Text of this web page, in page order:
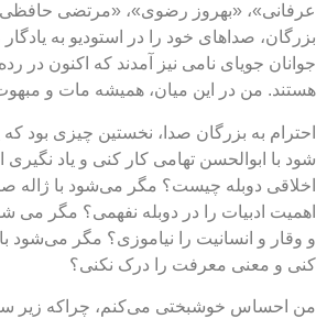
عرفانی»، «بهروز رضوی»، «مرتضی
بزرگان، صداهای خود را در استودیو به
جوانان جویای نامی نیز آمدند که اکنون در
هستند. من در این میان، همیشه مات و
احترام به بزرگان صدا، نخستین چیزی بود
شود با ابوالحسن تهامی کار کنی و یاد
اخلاقی دوبله چیست؟ مگر می‌شود با ژاله
اهمیت ادبیات را در دوبله نفهمی؟ مگر می
و وقار و انسانیت را نیاموزی؟ مگر می‌شود
کنی و معنی معرفت را درک نکنی؟
من احساس خوشبختی می‌کنم، چرا‌که زیر